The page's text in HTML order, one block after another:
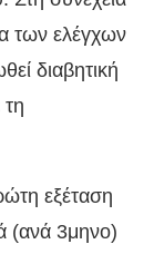
των ελέγχων
διαβητική
εξέταση
(ανά 3μηνο)